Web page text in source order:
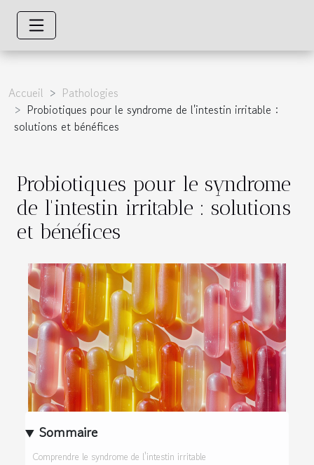
Accueil
Pathologies
Probiotiques pour le syndrome de l'intestin irritable :
solutions et bénéfices
Probiotiques pour le syndrome
de l'intestin irritable : solutions
et bénéfices
Sommaire
Comprendre le syndrome de l'intestin irritable